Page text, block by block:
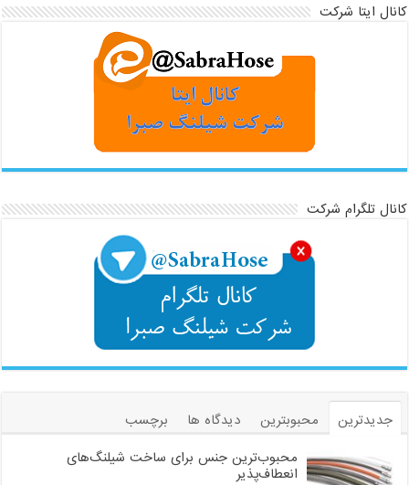
کانال ایتا شرکت
کانال تلگرام شرکت
جدیدترین محبوبترین دیدگاه ها
برچسب
محبوب‌ترین جنس برای ساخت شیلنگ‌های
انعطاف‌پذیر